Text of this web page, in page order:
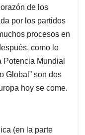
de los
por los partidos
procesos en
como lo
Potencia Mundial
Global” son dos
hoy se come.
(en la parte